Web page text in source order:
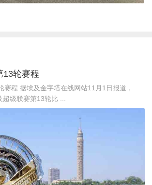
13轮赛程
赛程 据埃及金字塔在线网站11月1日报道，
级联赛第13轮比 ...